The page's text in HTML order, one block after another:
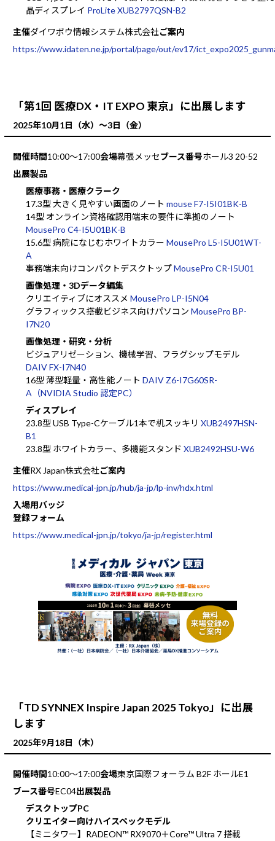
晶ディスプレイ ProLite XUB2797QSN-B2
主催ダイワボウ情報システム株式会社ご案内
https://www.idaten.ne.jp/portal/page/out/ev17/
「第1回 医療DX・IT EXPO 東京」に出展します
2025年10月1日（水）～3日（金）
開催時間10:00～17:00会場幕張メッセブース番号ホール3 20-52
出展製品
医療事務・医療クラーク
17.3型 大きく見やすい画面のノート mouse F7-I5I01BK-B
14型 オンライン資格確認用端末の要件に準拠のノート
MousePro C4-I5U01BK-B
15.6型 病院になじむホワイトカラー MousePro L5-I5U01WT-
A
事務端末向けコンパクトデスクトップMousePro CR-I5U01
画像処理・3Dデータ編集
クリエイティブにオススメ MousePro LP-I5N04
グラフィックス搭載ビジネス向けパソコン MousePro BP-
I7N20
画像処理・研究・分析
ビジュアリゼーション、機械学習、フラグシップモデル
DAIV FX-I7N40
16型 薄型軽量・高性能ノート DAIV Z6-I7G60SR-
A（NVIDIA Studio 認定PC）
ディスプレイ
23.8型 USB Type-Cケーブル1本で机スッキリ XUB2497HSN-
B1
23.8型 ホワイトカラー、多機能スタンド XUB2492HSU-W6
主催RX Japan株式会社ご案内
https://www.medical-jpn.jp/hub/ja-jp/lp-inv/hdx.html
入場用バッジ
登録フォーム
https://www.medical-jpn.jp/tokyo/ja-jp/register.html
「TD SYNNEX Inspire Japan 2025 Tokyo」に出展
します
2025年9月18日（木）
開催時間10:00～17:00会場東京国際フォーラム B2F ホールE1
ブース番号EC04出展製品
デスクトップPC
クリエイター向けハイスペックモデル
【ミニタワー】RADEON™ RX9070＋Core™ Ultra 7 搭載